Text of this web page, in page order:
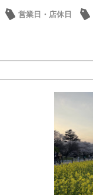
営業日・店休日